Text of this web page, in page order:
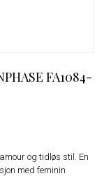
FA1084-
og tidløs stil. En
med feminin